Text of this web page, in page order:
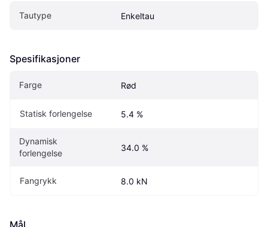
Tautype Enkeltau
Spesifikasjoner
Farge Rød
Statisk forlengelse 5.4 %
Dynamisk
forlengelse
34.0 %
Fangrykk 8.0 kN
Mål